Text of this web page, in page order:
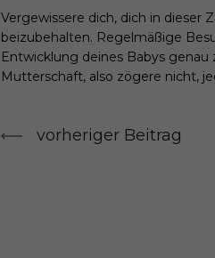
Vergewissere dich, dich in dieser
beizubehalten. Regelmäßige
Entwicklung deines Babys
Mutterschaft, also zögere nicht,
vorheriger Beitrag